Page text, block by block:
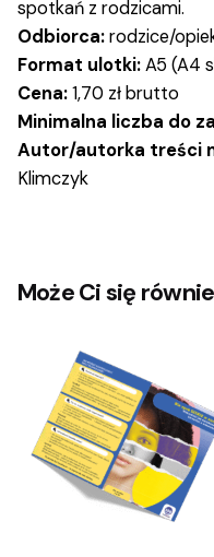
spotkań z rodzicami.
Odbiorca:rodzice/
Format ulotki:A5 (A4
Cena:1,70 zł brutto
Minimalna liczba do
Autor/autorka treści
Klimczyk
Może Ci się